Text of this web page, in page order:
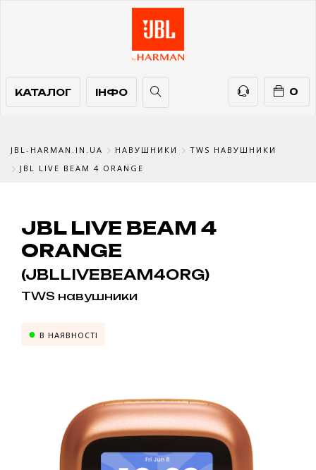
КАТАЛОГ
КАТАЛОГ ІНФО
ІНФО 0
ТЕЛЕФОНИ
JBL-HARMAN.IN.UA НАВУШНИКИ
TWS НАВУШНИКИ
JBL LIVE BEAM 4 ORANGE
JBL LIVE BEAM 4
ORANGE
(JBLLIVEBEAM4ORG)
TWS навушники
В НАЯВНОСТІ